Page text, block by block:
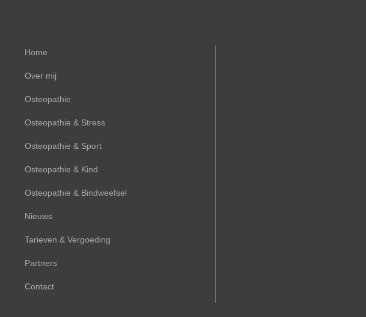
Home
Over mij
Osteopathie
Osteopathie & Stress
Osteopathie & Sport
Osteopathie & Kind
Osteopathie & Bindweefsel
Nieuws
Tarieven & Vergoeding
Partners
Contact